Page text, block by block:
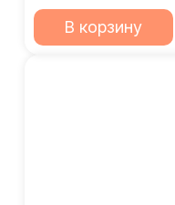
В корзину